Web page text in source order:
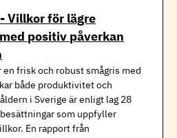
Villkor för lägre
positiv påverkan
en frisk och robust smågris med
både produktivitet och
i Sverige är enligt lag 28
som uppfyller
En rapport från